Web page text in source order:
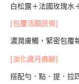
白松露＋法國玫瑰水
[包覆活顏技術]
濃潤膚觸，緊密包覆
[淡化歲月痕跡]
搭配勻．點．提．拉